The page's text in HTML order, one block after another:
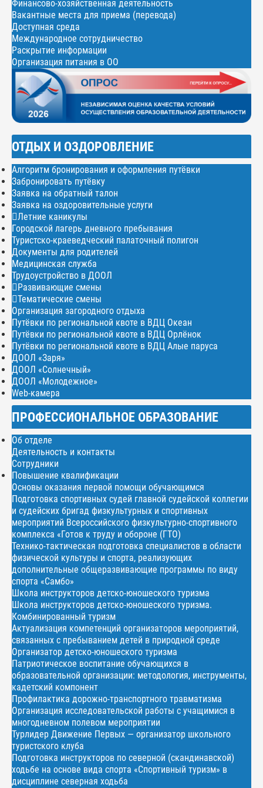
Финансово-хозяйственная деятельность
Вакантные места для приема (перевода)
Доступная среда
Международное сотрудничество
Раскрытие информации
Организация питания в ОО
ОТДЫХ И ОЗДОРОВЛЕНИЕ
Алгоритм бронирования и оформления путёвки
Забронировать путёвку
Заявка на обратный талон
Заявка на оздоровительные услуги
Летние каникулы
Городской лагерь дневного пребывания
Туристско-краеведческий палаточный полигон
Документы для родителей
Медицинская служба
Трудоустройство в ДООЛ
Развивающие смены
Тематические смены
Организация загородного отдыха
Путёвки по региональной квоте в ВДЦ Океан
Путёвки по региональной квоте в ВДЦ Орлёнок
Путёвки по региональной квоте в ВДЦ Алые паруса
ДООЛ «Заря»
ДООЛ «Солнечный»
ДООЛ «Молодежное»
Web-камера
ПРОФЕССИОНАЛЬНОЕ ОБРАЗОВАНИЕ
Об отделе
Деятельность и контакты
Сотрудники
Повышение квалификации
Основы оказания первой помощи обучающимся
Подготовка спортивных судей главной судейской коллегии
и судейских бригад физкультурных и спортивных
мероприятий Всероссийского физкультурно-спортивного
комплекса «Готов к труду и обороне (ГТО)
Технико-тактическая подготовка специалистов в области
физической культуры и спорта, реализующих
дополнительные общеразвивающие программы по виду
спорта «Самбо»
Школа инструкторов детско-юношеского туризма
Школа инструкторов детско-юношеского туризма.
Комбинированный туризм
Актуализация компетенций организаторов мероприятий,
связанных с пребыванием детей в природной среде
Организатор детско-юношеского туризма
Патриотическое воспитание обучающихся в
образовательной организации: методология, инструменты,
кадетский компонент
Профилактика дорожно-транспортного травматизма
Организация исследовательской работы с учащимися в
многодневном полевом мероприятии
Турлидер Движение Первых — организатор школьного
туристского клуба
Подготовка инструкторов по северной (скандинавской)
ходьбе на основе вида спорта «Спортивный туризм» в
дисциплине северная ходьба